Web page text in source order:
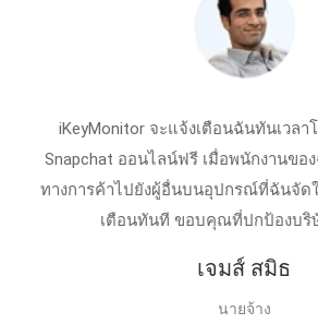
iKeyMonitor จะแจ้งเตือนฉันทันเวล
Snapchat ออนไลน์ฟรี เมื่อพนักงานขอ
ทางการค้าไปยังผู้อื่นบนอุปกรณ์ที่ฉันจัด
เตือนทันที ขอบคุณที่ปกป้องบริ
เจมส์ สมิธ
นายจ้าง